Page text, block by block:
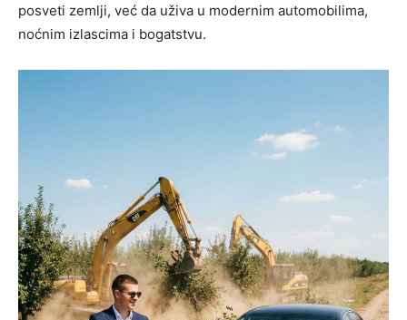
posveti zemlji, već da uživa u modernim automobilima,
noćnim izlascima i bogatstvu.